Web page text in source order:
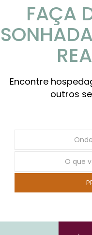
FAÇA
Encontre
outros
O que